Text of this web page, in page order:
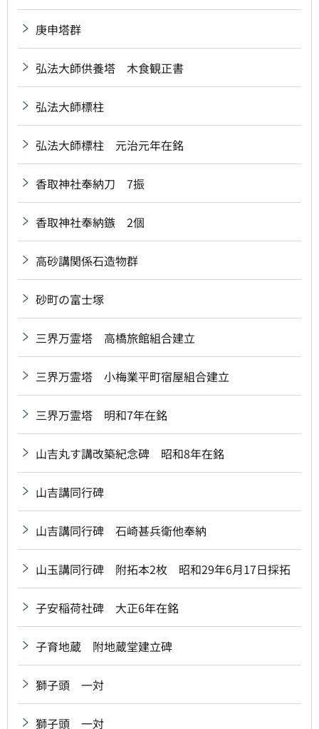
庚申塔群
弘法大師供養塔 木食観正書
弘法大師標柱
弘法大師標柱 元治元年在銘
香取神社奉納刀 7振
香取神社奉納鏃 2個
高砂講関係石造物群
砂町の富士塚
三界万霊塔 高橋旅館組合建立
三界万霊塔 小梅業平町宿屋組合建立
三界万霊塔 明和7年在銘
山吉丸す講改築紀念碑 昭和8年在銘
山吉講同行碑
山吉講同行碑 石崎甚兵衛他奉納
山玉講同行碑 附拓本2枚 昭和29年6月17日採拓
子安稲荷社碑 大正6年在銘
子育地蔵 附地蔵堂建立碑
獅子頭 一対
獅子頭 一対